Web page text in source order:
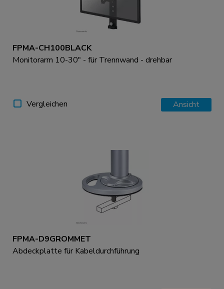
FPMA-CH100BLACK
Monitorarm 10-30" - für Trennwand - drehbar
Vergleichen Ansicht
FPMA-D9GROMMET
Abdeckplatte für Kabeldurchführung